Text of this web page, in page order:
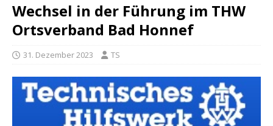
Wechsel in der Führung im THW
Ortsverband Bad Honnef
31. Dezember 2023 TS